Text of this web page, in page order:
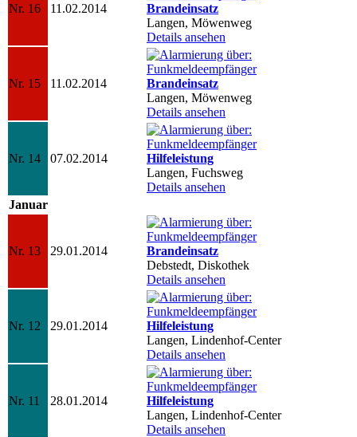
Nr. 16 11.02.2014
Brandeinsatz
Langen, Möwenweg
Details ansehen
Nr. 15 11.02.2014
Brandeinsatz
Langen, Möwenweg
Details ansehen
Nr. 14 07.02.2014
Hilfeleistung
Langen, Fuchsweg
Details ansehen
Januar
Nr. 13 29.01.2014
Brandeinsatz
Debstedt, Diskothek
Details ansehen
Nr. 12 29.01.2014
Hilfeleistung
Langen, Lindenhof-Center
Details ansehen
Nr. 11 28.01.2014
Hilfeleistung
Langen, Lindenhof-Center
Details ansehen